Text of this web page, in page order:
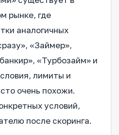
рынке, где
аналогичных
«Займер»,
«Турбозайм» и
лимиты и
очень похожи.
условий,
после скоринга.